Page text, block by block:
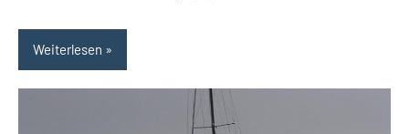
Weiterlesen